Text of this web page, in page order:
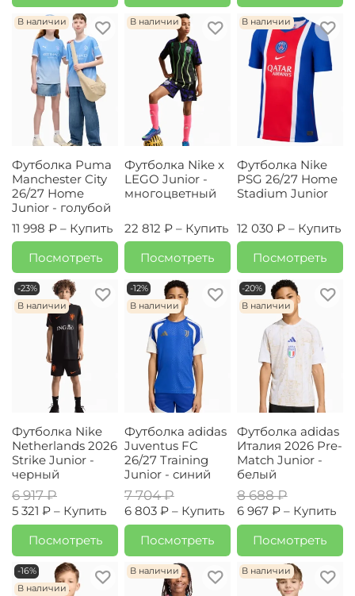
В наличии
Футболка Puma
Manchester City
26/27 Home
Junior - голубой
11 998 ₽ – Купить
Посмотреть
В наличии
Футболка Nike x
LEGO Junior -
многоцветный
22 812 ₽ – Купить
Посмотреть
В наличии
Футболка Nike
PSG 26/27 Home
Stadium Junior
12 030 ₽ – Купить
Посмотреть
-23%
В наличии
Футболка Nike
Netherlands 2026
Strike Junior -
черный
6 917 ₽
5 321 ₽ – Купить
Посмотреть
-12%
В наличии
Футболка adidas
Juventus FC
26/27 Training
Junior - синий
7 704 ₽
6 803 ₽ – Купить
Посмотреть
-20%
В наличии
Футболка adidas
Италия 2026 Pre-
Match Junior -
белый
8 688 ₽
6 967 ₽ – Купить
Посмотреть
-16%
В наличии
В наличии В наличии